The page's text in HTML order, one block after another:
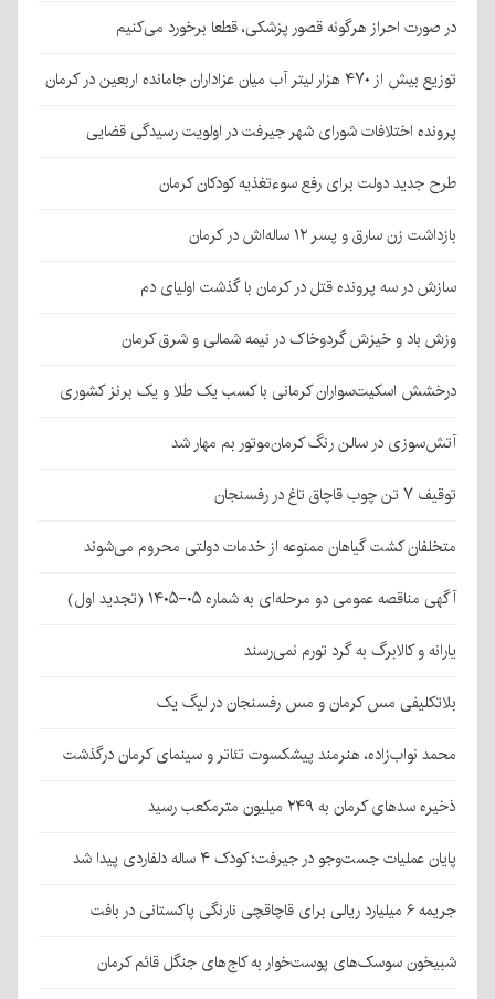
در صورت احراز هرگونه قصور پزشکی، قطعا برخورد می‌کنیم
توزیع بیش از ۴۷۰ هزار لیتر آب میان عزاداران جامانده اربعین در کرمان
پرونده اختلافات شورای شهر جیرفت در اولویت رسیدگی قضایی
طرح جدید دولت برای رفع سوءتغذیه کودکان کرمان
بازداشت زن سارق و پسر ۱۲ ساله‌اش در کرمان
سازش در سه پرونده قتل در کرمان با گذشت اولیای دم
وزش باد و خیزش گردوخاک در نیمه شمالی و شرق کرمان
درخشش اسکیت‌سواران کرمانی با کسب یک طلا و یک برنز کشوری
آتش‌سوزی در سالن رنگ کرمان‌موتور بم مهار شد
توقیف ۷ تن چوب قاچاق تاغ در رفسنجان
متخلفان کشت گیاهان ممنوعه از خدمات دولتی محروم می‌شوند
آگهی مناقصه عمومی دو مرحله‌ای به شماره ۰۵-۱۴۰۵ (تجدید اول)
یارانه و کالابرگ به گرد تورم نمی‌رسند
بلاتکلیفی مس کرمان و مس رفسنجان در لیگ یک
محمد نواب‌زاده، هنرمند پیشکسوت تئاتر و سینمای کرمان درگذشت
ذخیره سدهای کرمان به ۲۴۹ میلیون مترمکعب رسید
پایان عملیات جست‌وجو در جیرفت؛ کودک ۴ ساله دلفاردی پیدا شد
جریمه ۶ میلیارد ریالی برای قاچاقچی نارنگی پاکستانی در بافت
شبیخون سوسک‌های پوست‌خوار به کاج‌های جنگل قائم کرمان